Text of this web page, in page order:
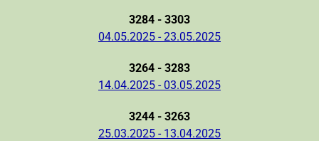
3284 - 3303
04.05.2025 - 23.05.2025
3264 - 3283
14.04.2025 - 03.05.2025
3244 - 3263
25.03.2025 - 13.04.2025